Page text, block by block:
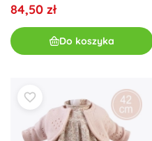
84,50 zł
Do koszyka